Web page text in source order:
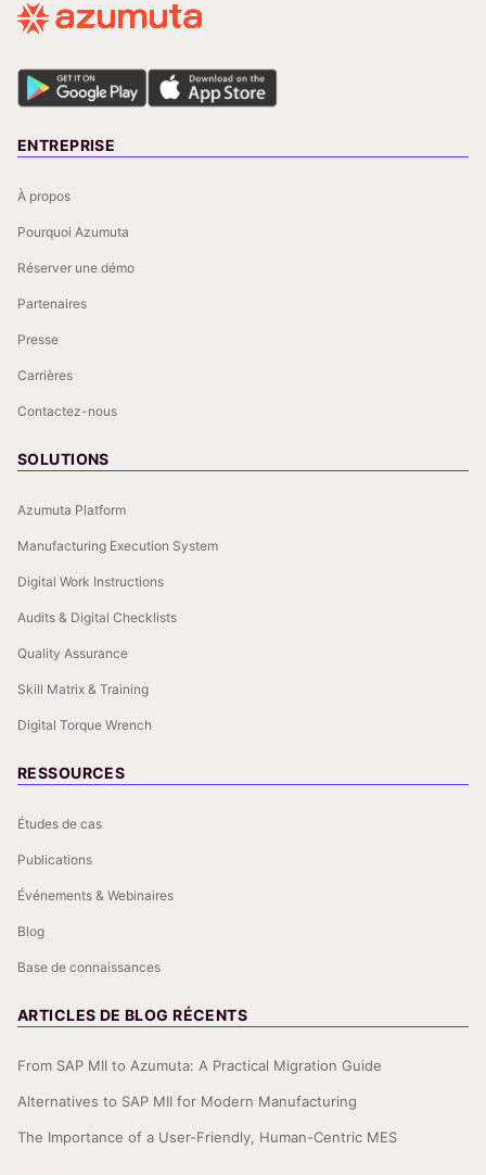
ENTREPRISE
À propos
Pourquoi Azumuta
Réserver une démo
Partenaires
Presse
Carrières
Contactez-nous
SOLUTIONS
Azumuta Platform
Manufacturing Execution System
Digital Work Instructions
Audits & Digital Checklists
Quality Assurance
Skill Matrix & Training
Digital Torque Wrench
RESSOURCES
Études de cas
Publications
Événements & Webinaires
Blog
Base de connaissances
ARTICLES DE BLOG RÉCENTS
From SAP MII to Azumuta: A Practical Migration Guide
Alternatives to SAP MII for Modern Manufacturing
The Importance of a User-Friendly, Human-Centric MES